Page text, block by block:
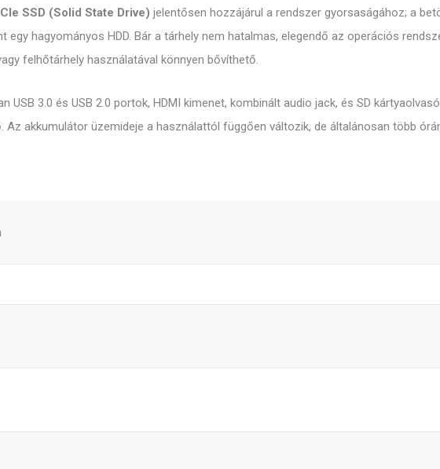
SSD (Solid State Drive) jelentősen hozzájárul a rendszer gyorsaságához; a
egy hagyományos HDD. Bár a tárhely nem hatalmas, elegendő az operációs
felhőtárhely használatával könnyen bővíthető.
3.0 és USB 2.0 portok, HDMI kimenet, kombinált audio jack, és SD
Az akkumulátor üzemideje a használattól függően változik, de általánosan több